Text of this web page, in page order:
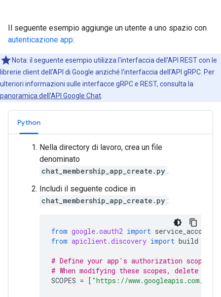
Il seguente esempio aggiunge un utente a uno spazio con
autenticazione app:
Nota: il seguente esempio utilizza l'interfaccia dell'API REST con le
librerie client dell'API di Google anziché l'interfaccia dell'API gRPC. Per
ulteriori informazioni sulle interfacce gRPC e REST, consulta la
panoramica dell'API Google Chat
Python
Nella directory di lavoro, crea un file
denominato
chat_membership_app_create.py .
Includi il seguente codice in
chat_membership_app_create.py :
from google.oauth2 import service_account
from apiclient.discovery import build
# Define your app's authorization scopes.
# When modifying these scopes, delete
SCOPES = [ "https://www.googleapis.com/